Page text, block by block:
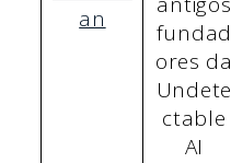
an
fundad
ores da
Undete
ctable
AI